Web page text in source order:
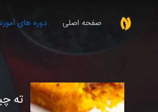
صفحه اصلی دوره های
ته